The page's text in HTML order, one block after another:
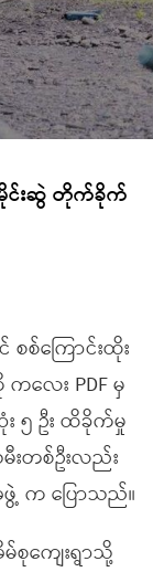
မိုင်းဆွဲ တိုက်ခိုက်
စ်ကြောင်းထိုး
လေး PDF မှ
၅ ဦး ထိခိုက်မှု
းတစ်ဦးလည်း
က ပြောသည်။
စုကျေးရွာသို့